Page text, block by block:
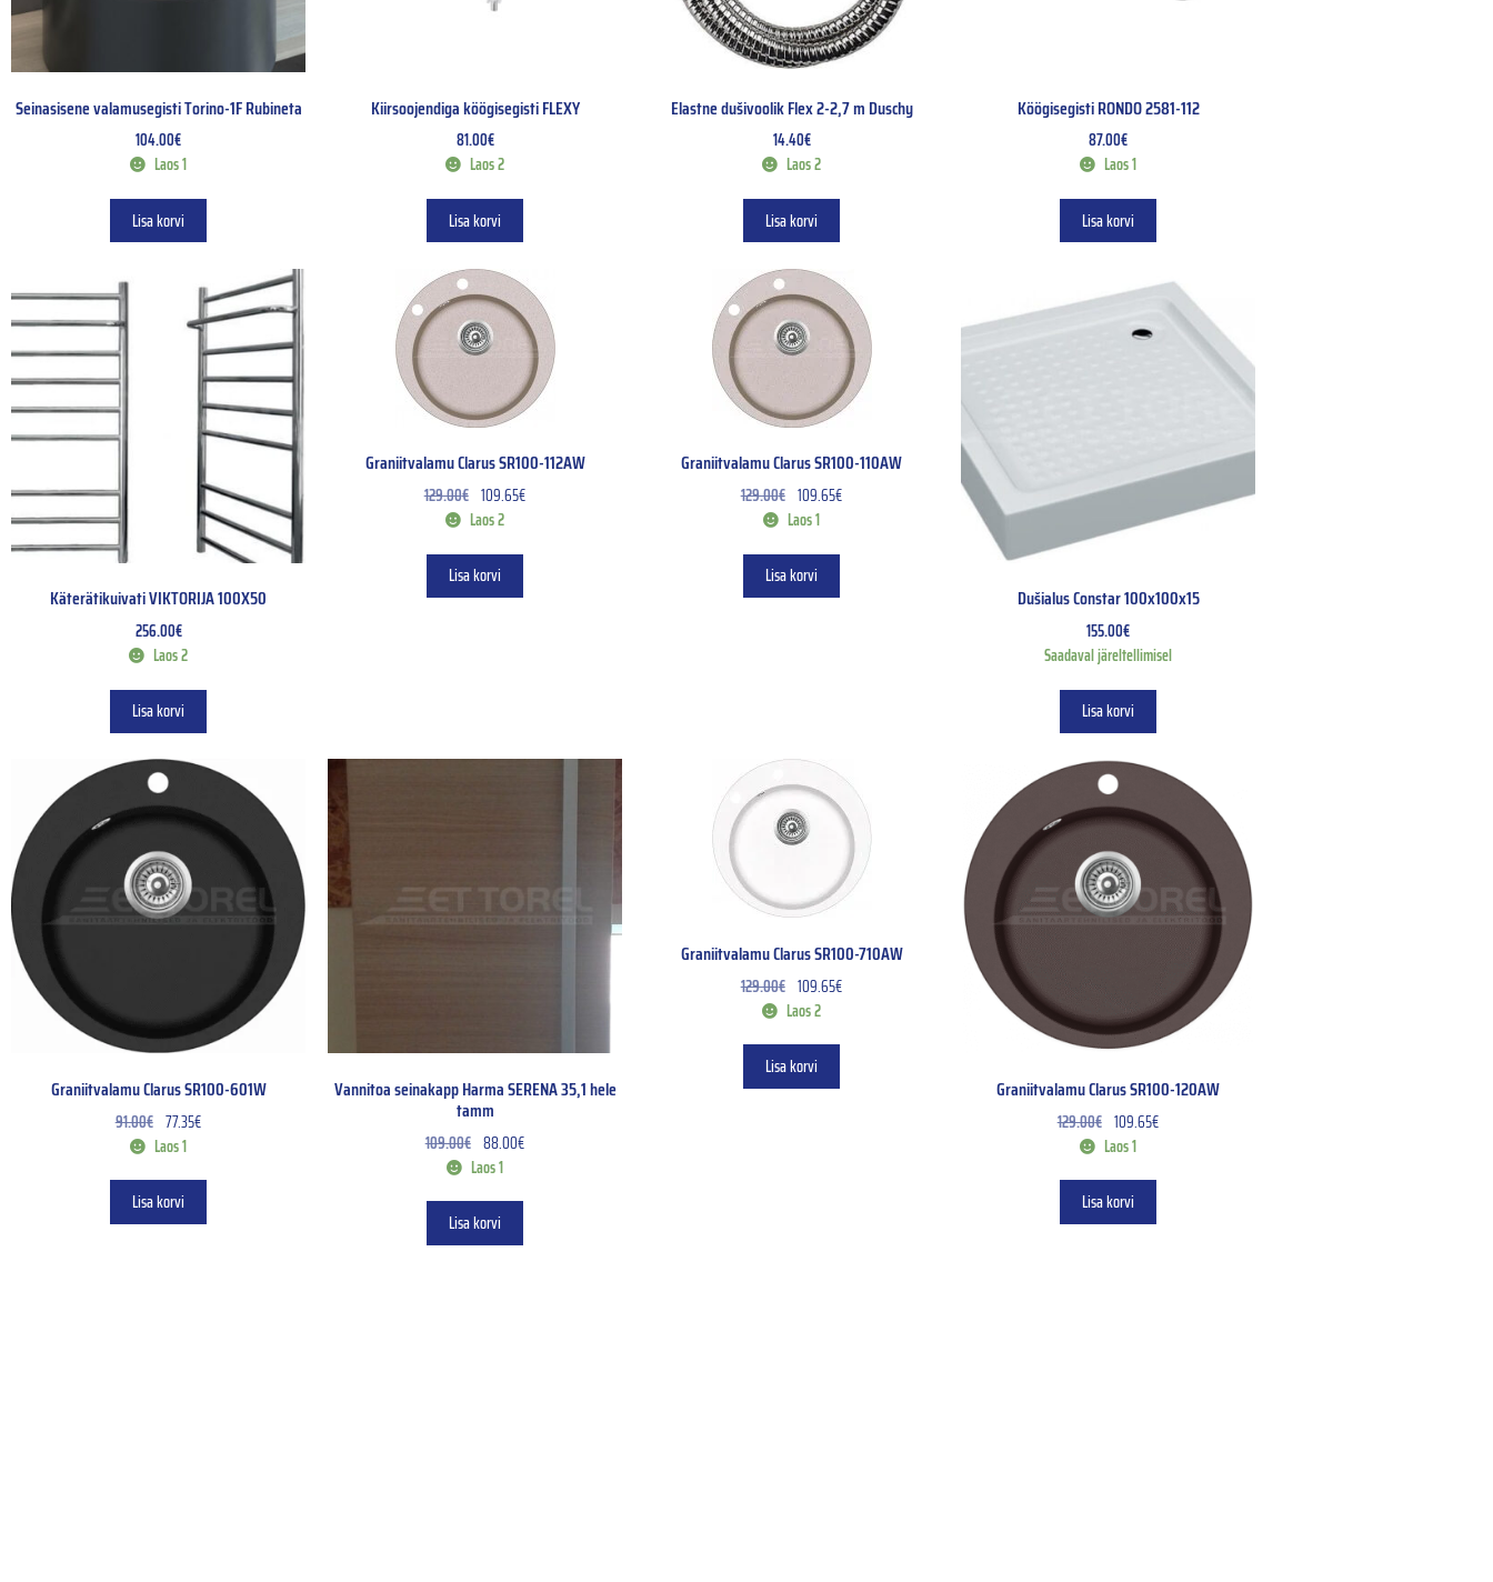
Seinasisene valamusegisti Torino-1F Rubineta
104.00€
Laos 1
Lisa korvi
Kiirsoojendiga köögisegisti FLEXY
81.00€
Laos 2
Lisa korvi
Elastne dušivoolik Flex 2-2,7 m Duschy
14.40€
Laos 2
Lisa korvi
Köögisegisti RONDO 2581-112
87.00€
Laos 1
Lisa korvi
Käterätikuivati VIKTORIJA 100X50
256.00€
Laos 2
Lisa korvi
Graniitvalamu Clarus SR100-112AW
129.00€ 109.65€
Laos 2
Lisa korvi
Graniitvalamu Clarus SR100-110AW
129.00€ 109.65€
Laos 1
Lisa korvi
Dušialus Constar 100x100x15
155.00€
Saadaval järeltellimisel
Lisa korvi
Graniitvalamu Clarus SR100-601W
91.00€ 77.35€
Laos 1
Lisa korvi
Vannitoa seinakapp Harma SERENA 35,1 hele
tamm
109.00€ 88.00€
Laos 1
Lisa korvi
Graniitvalamu Clarus SR100-710AW
129.00€ 109.65€
Laos 2
Lisa korvi
Graniitvalamu Clarus SR100-120AW
129.00€ 109.65€
Laos 1
Lisa korvi